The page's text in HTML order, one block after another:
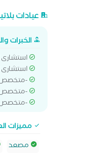
عيادات
الخبرات
استشارى
استشارى
-متخصص
-متخصص
-متخصص
مميزات
مصعد